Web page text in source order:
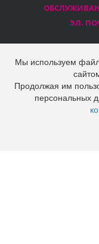
ЭЛ.
2025 ©
на
Мы используем
Продолжая им
персональных